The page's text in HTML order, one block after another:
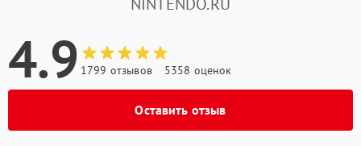
4.9 1799 отзывов 5358 оценок
Оставить отзыв